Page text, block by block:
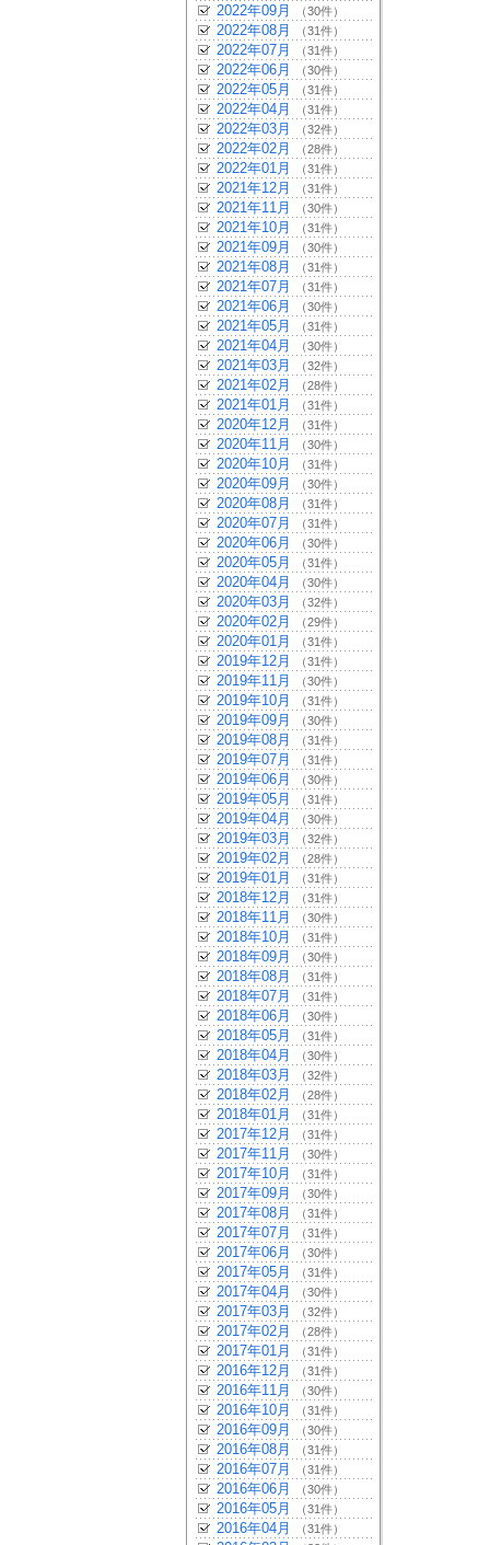
2022年09月 （30件）
2022年08月 （31件）
2022年07月 （31件）
2022年06月 （30件）
2022年05月 （31件）
2022年04月 （31件）
2022年03月 （32件）
2022年02月 （28件）
2022年01月 （31件）
2021年12月 （31件）
2021年11月 （30件）
2021年10月 （31件）
2021年09月 （30件）
2021年08月 （31件）
2021年07月 （31件）
2021年06月 （30件）
2021年05月 （31件）
2021年04月 （30件）
2021年03月 （32件）
2021年02月 （28件）
2021年01月 （31件）
2020年12月 （31件）
2020年11月 （30件）
2020年10月 （31件）
2020年09月 （30件）
2020年08月 （31件）
2020年07月 （31件）
2020年06月 （30件）
2020年05月 （31件）
2020年04月 （30件）
2020年03月 （32件）
2020年02月 （29件）
2020年01月 （31件）
2019年12月 （31件）
2019年11月 （30件）
2019年10月 （31件）
2019年09月 （30件）
2019年08月 （31件）
2019年07月 （31件）
2019年06月 （30件）
2019年05月 （31件）
2019年04月 （30件）
2019年03月 （32件）
2019年02月 （28件）
2019年01月 （31件）
2018年12月 （31件）
2018年11月 （30件）
2018年10月 （31件）
2018年09月 （30件）
2018年08月 （31件）
2018年07月 （31件）
2018年06月 （30件）
2018年05月 （31件）
2018年04月 （30件）
2018年03月 （32件）
2018年02月 （28件）
2018年01月 （31件）
2017年12月 （31件）
2017年11月 （30件）
2017年10月 （31件）
2017年09月 （30件）
2017年08月 （31件）
2017年07月 （31件）
2017年06月 （30件）
2017年05月 （31件）
2017年04月 （30件）
2017年03月 （32件）
2017年02月 （28件）
2017年01月 （31件）
2016年12月 （31件）
2016年11月 （30件）
2016年10月 （31件）
2016年09月 （30件）
2016年08月 （31件）
2016年07月 （31件）
2016年06月 （30件）
2016年05月 （31件）
2016年04月 （31件）